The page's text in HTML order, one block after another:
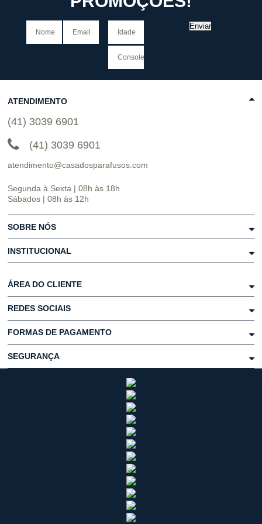
Enviar
ATENDIMENTO
(41) 3039 6901
(41) 3039 6901
atendimento@casadosparafusos.com
Segunda à Sexta | 08h às 18h
Sábados | 08h às 12h
SOBRE NÓS
INSTITUCIONAL
ÁREA DO CLIENTE
REDES SOCIAIS
FORMAS DE PAGAMENTO
SEGURANÇA